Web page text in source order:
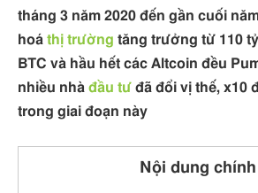
tháng 3 năm 2020 đến gần cuối
hoá thị trường tăng trưởng từ 110
BTC và hầu hết các Altcoin đều
nhiều nhà đầu tư đã đổi vị thế, x10
trong giai đoạn này
Nội dung chính